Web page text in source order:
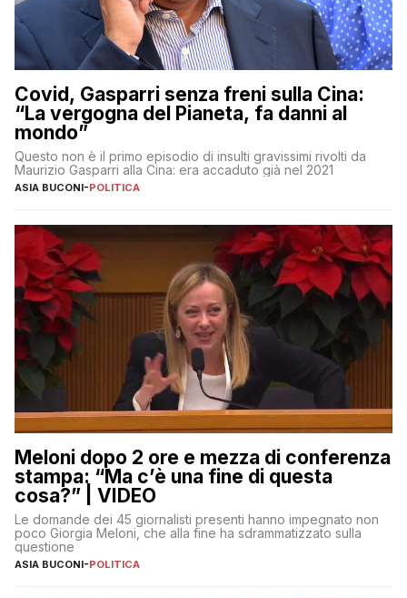
Covid, Gasparri senza freni sulla Cina:
“La vergogna del Pianeta, fa danni al
mondo”
Questo non è il primo episodio di insulti gravissimi rivolti da
Maurizio Gasparri alla Cina: era accaduto già nel 2021
ASIA BUCONI-POLITICA
Meloni dopo 2 ore e mezza di conferenza
stampa: “Ma c’è una fine di questa
cosa?” | VIDEO
Le domande dei 45 giornalisti presenti hanno impegnato non
poco Giorgia Meloni, che alla fine ha sdrammatizzato sulla
questione
ASIA BUCONI-POLITICA